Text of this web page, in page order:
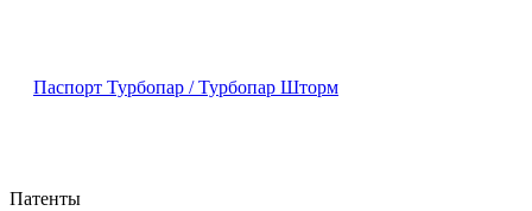
Паспорт Турбопар / Турбопар Шторм
Патенты